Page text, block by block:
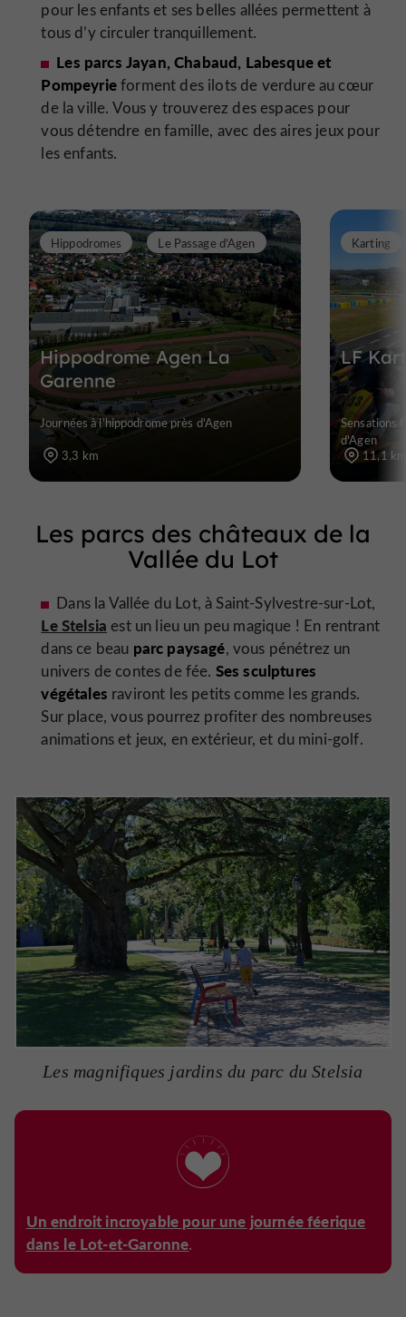
pour les enfants et ses belles allées permettent à
tous d’y circuler tranquillement.
Les parcs Jayan, Chabaud, Labesque et
Pompeyrieforment des ilots de verdure au cœur
de la ville. Vous y trouverez des espaces pour
vous détendre en famille, avec des aires jeux pour
les enfants.
Hippodrome Agen La
Garenne
Hippodromes Le Passage d'Agen
Journées à l'hippodrome près d'Agen
3,3 km
LF
Karting
Sensations
d'Agen
11,1
Les parcs des châteaux de la
Vallée du Lot
Dans la Vallée du Lot, à Saint-Sylvestre-sur-Lot,
Le Stelsia est un lieu un peu magique ! En rentrant
dans ce beau parc paysagé, vous pénétrez un
univers de contes de fée. Ses sculptures
végétales raviront les petits comme les grands.
Sur place, vous pourrez profiter des nombreuses
animations et jeux, en extérieur, et du mini-golf.
Les magnifiques jardins du parc du Stelsia
Un endroit incroyable pour une journée féerique
dans le Lot-et-Garonne.